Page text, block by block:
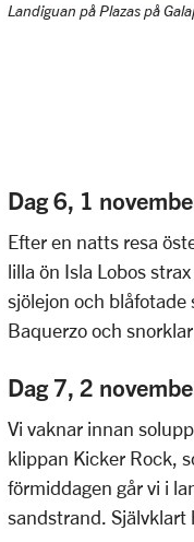
Landiguan på Plazas på
Dag 6, 1
Efter en natts resa
lilla ön Isla Lobos
sjölejon och blåfotade
Baquerzo och
Dag 7, 2
Vi vaknar innan
klippan Kicker Rock,
förmiddagen går vi i
sandstrand. Självklart